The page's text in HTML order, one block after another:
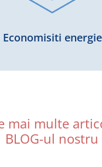
Economisiti energie
mai multe
BLOG-ul nostru